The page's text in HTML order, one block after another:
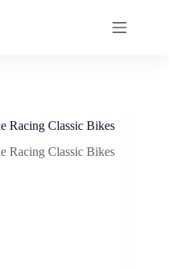
Racing Classic Bikes
Racing Classic Bikes